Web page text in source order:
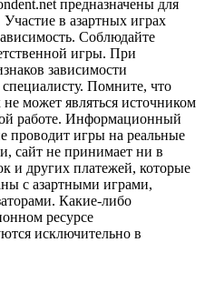
предназначены для
в азартных играх
Соблюдайте
игры. При
зависимости
Помните, что
не может являться источником
работе. Информационный
проводит игры на реальные
сайт не принимает ни в
и других платежей, которые
с азартными играми,
Какие-либо
ресурсе
исключительно в